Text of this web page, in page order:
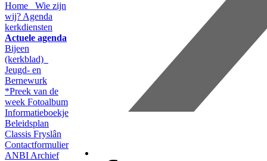
Home
Wie zijn
wij? Agenda
kerkdiensten
Actuele agenda
Bijeen
(kerkblad)
Jeugd- en
Bernewurk
*Preek van de
week Fotoalbum
Informatieboekje
Beleidsplan
Classis Fryslân
Contactformulier
ANBI Archief